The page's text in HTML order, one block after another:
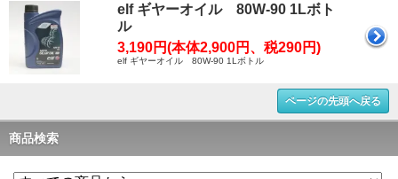
elf ギヤーオイル 80W-90 1Lボト
ル
3,190円(本体2,900円、税290円)
elf ギヤーオイル 80W-90 1Lボトル
ページの先頭へ戻る
商品検索